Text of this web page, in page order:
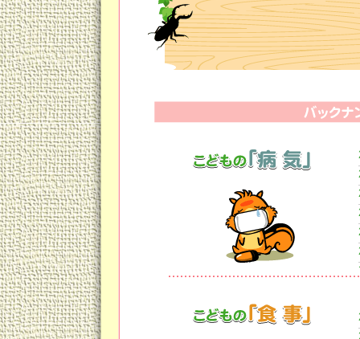
＜接種開始月齢と接種スケジュー
①2ヶ月以上7ヶ月未満；27日間以
②7ヶ月以上11ヶ月未満；27日間
加
④2～9歳；1回
医師との相談で他のワクチンとの
接種該当年齢のお子さんのいるご
受付開始は、このサイトのお知ら